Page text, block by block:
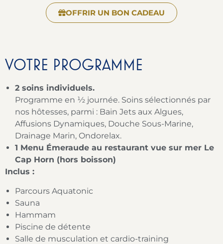
OFFRIR UN BON CADEAU
VOTRE PROGRAMME
2 soins individuels.
Programme en ½ journée. Soins sélectionnés par
nos hôtesses, parmi : Bain Jets aux Algues,
Affusions Dynamiques, Douche Sous-Marine,
Drainage Marin, Ondorelax.
1 Menu Émeraude au restaurant vue sur mer Le
Cap Horn (hors boisson)
Inclus :
Parcours Aquatonic
Sauna
Hammam
Piscine de détente
Salle de musculation et cardio-training